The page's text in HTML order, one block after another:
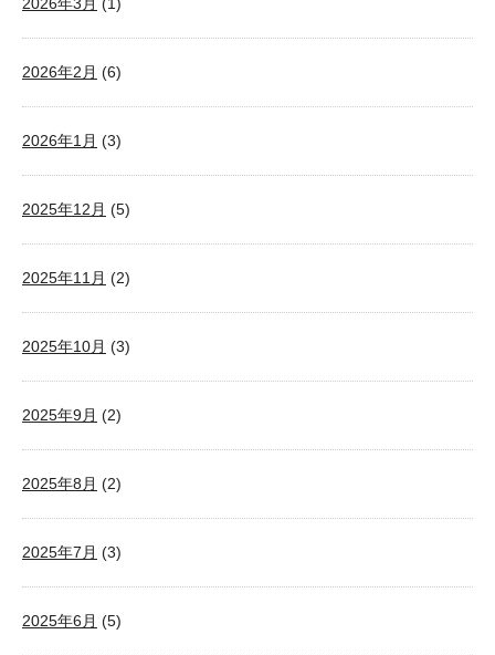
2026年2月 (6)
2026年1月 (3)
2025年12月 (5)
2025年11月 (2)
2025年10月 (3)
2025年9月 (2)
2025年8月 (2)
2025年7月 (3)
2025年6月 (5)